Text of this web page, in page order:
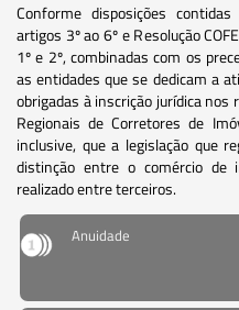
Conforme disposições
artigos 3º ao 6º e Resolução
1º e 2º, combinadas com os
as entidades que se dedicam a
obrigadas à inscrição jurídica nos
Regionais de Corretores de
inclusive, que a legislação que
distinção entre o comércio de
realizado entre terceiros.
Anuidade